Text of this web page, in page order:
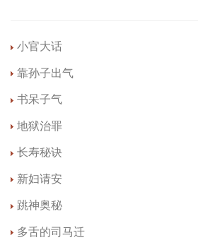
小官大话
靠孙子出气
书呆子气
地狱治罪
长寿秘诀
新妇请安
跳神奥秘
多舌的司马迁